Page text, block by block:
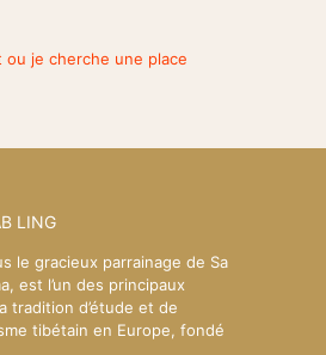
je cherche une place
LING
le gracieux parrainage de Sa
est l’un des principaux
tradition d’étude et de
tibétain en Europe, fondé